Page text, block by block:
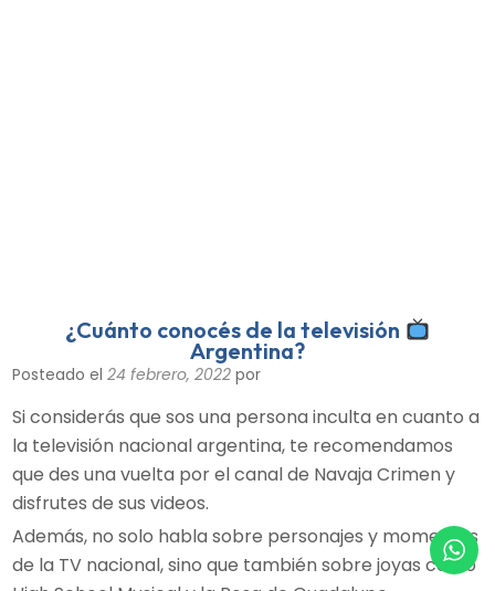
¿Cuánto conocés de la televisión
Argentina?
Posteado el 24 febrero, 2022por
Si considerás que sos una persona inculta en cuanto a
la televisión nacional argentina, te recomendamos
que des una vuelta por el canal de Navaja Crimen y
disfrutes de sus videos.
Además, no solo habla sobre personajes y momentos
de la TV nacional, sino que también sobre joyas como